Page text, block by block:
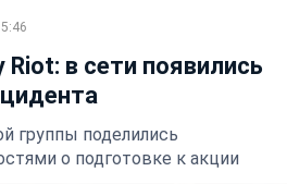
в сети появились
группы поделились
о подготовке к акции